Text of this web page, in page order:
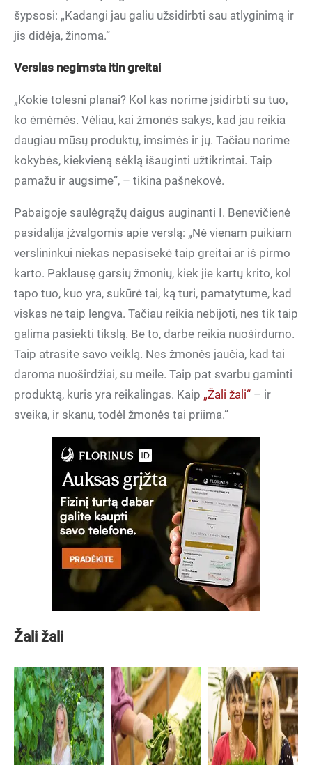
šypsosi: „Kadangi jau galiu užsidirbti sau atlyginimą ir
jis didėja, žinoma.“
Verslas negimsta itin greitai
„Kokie tolesni planai? Kol kas norime įsidirbti su tuo,
ko ėmėmės. Vėliau, kai žmonės sakys, kad jau reikia
daugiau mūsų produktų, imsimės ir jų. Tačiau norime
kokybės, kiekvieną sėklą išauginti užtikrintai. Taip
pamažu ir augsime“, – tikina pašnekovė.
Pabaigoje saulėgrąžų daigus auginanti I. Benevičienė
pasidalija įžvalgomis apie verslą: „Nė vienam puikiam
verslininkui niekas nepasisekė taip greitai ar iš pirmo
karto. Paklausę garsių žmonių, kiek jie kartų krito, kol
tapo tuo, kuo yra, sukūrė tai, ką turi, pamatytume, kad
viskas ne taip lengva. Tačiau reikia nebijoti, nes tik taip
galima pasiekti tikslą. Be to, darbe reikia nuoširdumo.
Taip atrasite savo veiklą. Nes žmonės jaučia, kad tai
daroma nuoširdžiai, su meile. Taip pat svarbu gaminti
produktą, kuris yra reikalingas. Kaip „Žali žali“ – ir
sveika, ir skanu, todėl žmonės tai priima.“
Žali žali